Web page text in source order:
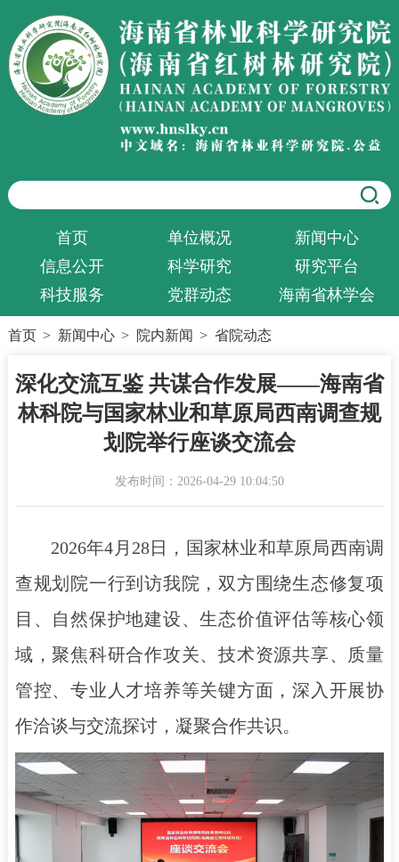
首页 单位概况
新闻中心
信息公开
科学研究
研究平台
科技服务
党群动态 海南省林学会
首页 > 新闻中心 > 院内新闻 > 省院动态
深化交流互鉴 共谋合作发展——海南省
林科院与国家林业和草原局西南调查规
划院举行座谈交流会
发布时间：2026-04-29 10:04:50
2026年4月28日，国家林业和草原局西南调
查规划院一行到访我院，双方围绕生态修复项
目、自然保护地建设、生态价值评估等核心领
域，聚焦科研合作攻关、技术资源共享、质量
管控、专业人才培养等关键方面，深入开展协
作洽谈与交流探讨，凝聚合作共识。